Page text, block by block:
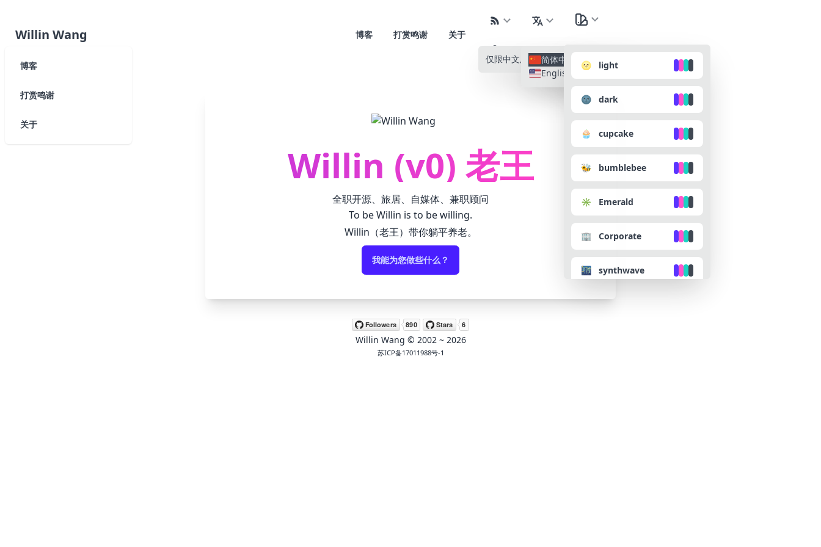
博客
打赏鸣谢
关于
Willin Wang 博客 打赏鸣谢 关于
仅限中文所有语种简体中文
English
🌝 light
🌚 dark
🧁 cupcake
🐝 bumblebee
✳️ Emerald
🏢 Corporate
🌃 synthwave
👴 retro
Willin (v0) 老王
全职开源、旅居、自媒体、兼职顾问
To be Willin is to be willing.
Willin（老王）带你躺平养老。
我能为您做些什么？
Willin Wang © 2002 ~ 2026
苏ICP备17011988号-1